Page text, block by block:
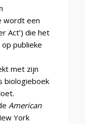
wordt een
Act’) die het
publieke
met zijn
biologieboek
American
York